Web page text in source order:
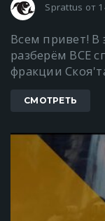
Sprattus от
Всем привет!
разберём ВСЕ
фракции
СМОТРЕТЬ